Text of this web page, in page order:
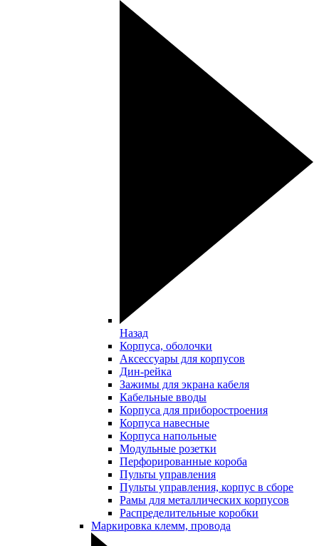
Назад
Корпуса, оболочки
Аксессуары для корпусов
Дин-рейка
Зажимы для экрана кабеля
Кабельные вводы
Корпуса для приборостроения
Корпуса навесные
Корпуса напольные
Модульные розетки
Перфорированные короба
Пульты управления
Пульты управления, корпус в сборе
Рамы для металлических корпусов
Распределительные коробки
Маркировка клемм, провода